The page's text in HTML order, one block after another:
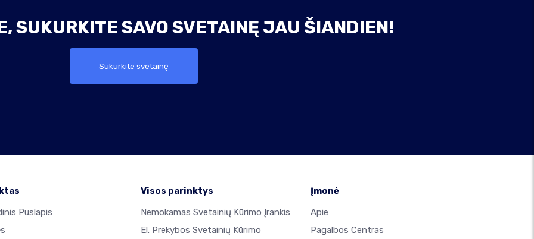
SUKURKITE SAVO SVETAINĘ JAU ŠIANDIEN!
Sukurkite svetainę
Puslapis
Visos parinktys
Nemokamas Svetainių Kūrimo Įrankis
El. Prekybos Svetainių Kūrimo
Įmonė
Apie
Pagalbos Centras